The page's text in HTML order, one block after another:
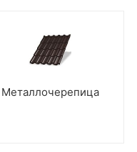
Металлочерепица